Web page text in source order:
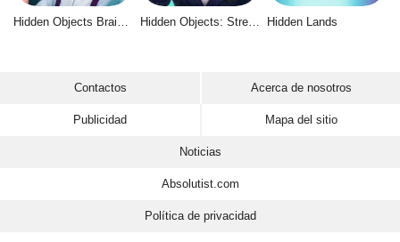
Hidden Objects: Street of Secrets Hidden Lands
Contactos Acerca de nosotros
Publicidad Mapa del sitio
Noticias
Absolutist.com
Política de privacidad